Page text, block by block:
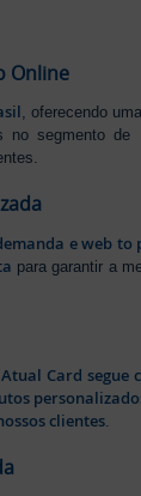
Online
, oferecendo
no segmento de
e web to
para garantir a
Card segue
clientes